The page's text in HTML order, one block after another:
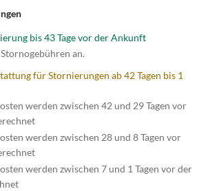
bis 43 Tage vor der Ankunft
an.
für Stornierungen ab 42 Tagen bis 1
werden zwischen 42 und 29 Tagen vor
werden zwischen 28 und 8 Tagen vor
werden zwischen 7 und 1 Tagen vor der